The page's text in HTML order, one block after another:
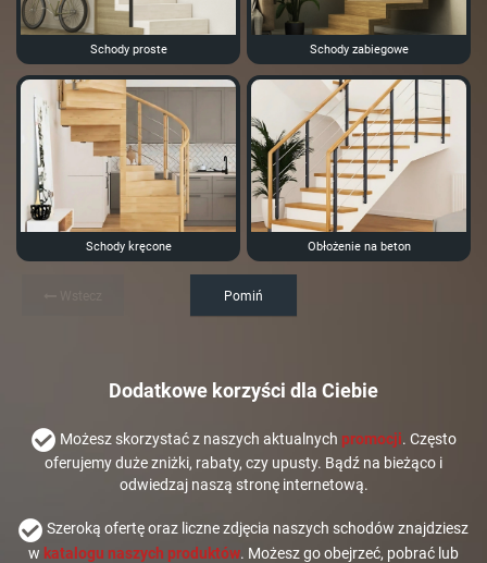
Schody proste Schody zabiegowe
Schody kręcone Obłożenie na beton
Pomiń
Dodatkowe korzyści dla Ciebie
Możesz skorzystać z naszych aktualnych promocji. Często
oferujemy duże zniżki, rabaty, czy upusty. Bądź na bieżąco i
odwiedzaj naszą stronę internetową.
Szeroką ofertę oraz liczne zdjęcia naszych schodów znajdziesz
w katalogu naszych produktów. Możesz go obejrzeć, pobrać lub